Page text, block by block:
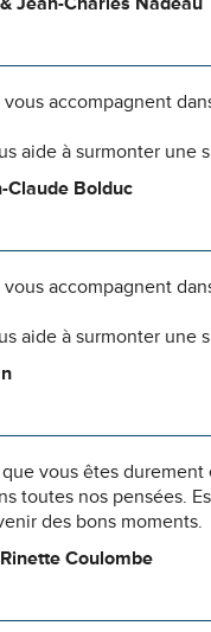
vous accompagnent
aide à surmonter une
Claude Bolduc
vous accompagnent
aide à surmonter une
que vous êtes
toutes nos pensées.
des bons moments.
Coulombe